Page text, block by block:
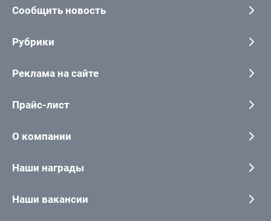
Сообщить новость
Рубрики
Реклама на сайте
Прайс-лист
О компании
Наши награды
Наши вакансии